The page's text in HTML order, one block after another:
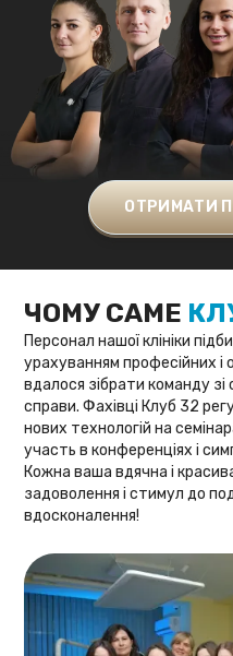
ОТРИМАТИ
ЧОМУ САМЕ
Персонал нашої клініки
урахуванням професійних і
вдалося зібрати команду зі
справи. Фахівці Клуб 32
нових технологій на
участь в конференціях і
Кожна ваша вдячна і
задоволення і стимул до
вдосконалення!